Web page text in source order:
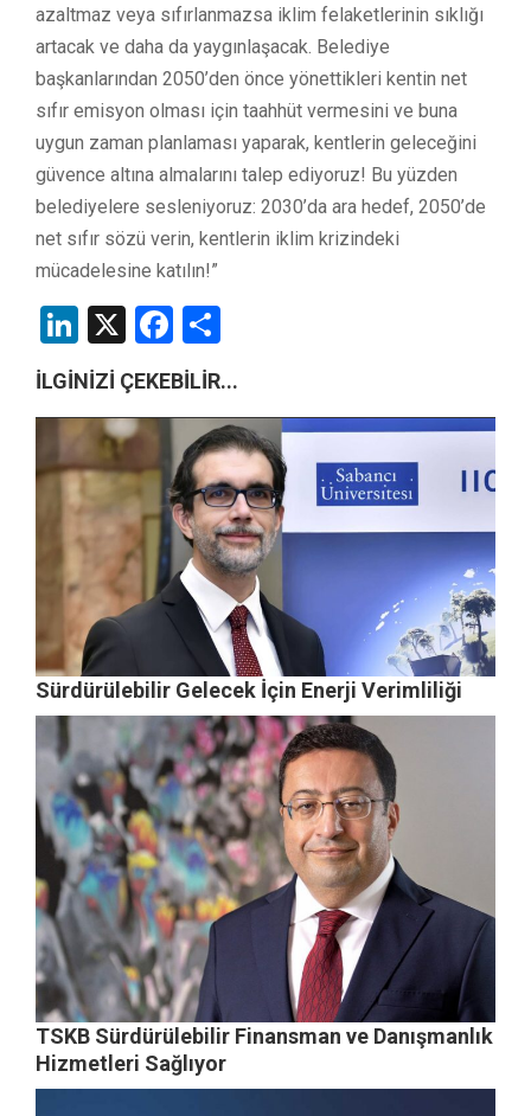
azaltmaz veya sıfırlanmazsa iklim felaketlerinin sıklığı
artacak ve daha da yaygınlaşacak. Belediye
başkanlarından 2050’den önce yönettikleri kentin net
sıfır emisyon olması için taahhüt vermesini ve buna
uygun zaman planlaması yaparak, kentlerin geleceğini
güvence altına almalarını talep ediyoruz! Bu yüzden
belediyelere sesleniyoruz: 2030’da ara hedef, 2050’de
net sıfır sözü verin, kentlerin iklim krizindeki
mücadelesine katılın!”
LinkedIn
X Facebook
İLGİNİZİ ÇEKEBİLİR...
Sürdürülebilir Gelecek İçin Enerji Verimliliği
TSKB Sürdürülebilir Finansman ve Danışmanlık
Hizmetleri Sağlıyor